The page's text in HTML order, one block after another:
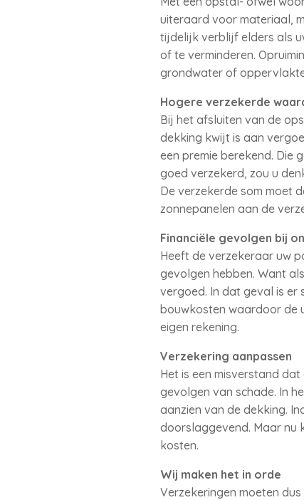
uiteraard voor materiaal,
tijdelijk verblijf elders als
of te verminderen.
grondwater of
Hogere verzekerde
Bij het afsluiten van de
dekking kwijt is aan
een premie berekend. Die
goed verzekerd, zou u
De verzekerde som moet
zonnepanelen aan de
Financiële gevolgen bij
Heeft de verzekeraar uw
gevolgen hebben. Want
vergoed. In dat geval is
bouwkosten waardoor de
eigen rekening.
Verzekering aanpassen
Het is een misverstand
gevolgen van schade. In
aanzien van de dekking.
doorslaggevend. Maar nu
kosten.
Wij maken het in orde
Verzekeringen moeten